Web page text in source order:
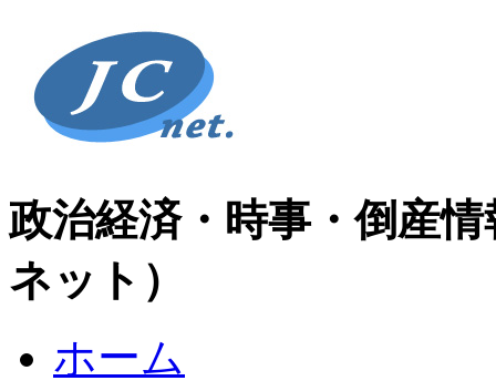
政治経済・時事・倒産
ネット）
ホーム